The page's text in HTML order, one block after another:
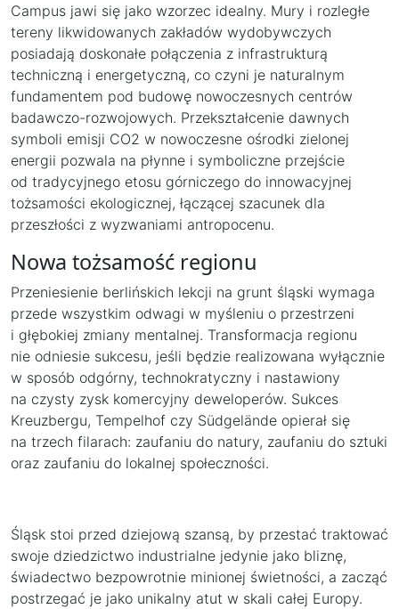
Campus jawi się jako wzorzec idealny. Mury i rozległe
tereny likwidowanych zakładów wydobywczych
posiadają doskonałe połączenia z infrastrukturą
techniczną i energetyczną, co czyni je naturalnym
fundamentem pod budowę nowoczesnych centrów
badawczo-rozwojowych. Przekształcenie dawnych
symboli emisji CO2 w nowoczesne ośrodki zielonej
energii pozwala na płynne i symboliczne przejście
od tradycyjnego etosu górniczego do innowacyjnej
tożsamości ekologicznej, łączącej szacunek dla
przeszłości z wyzwaniami antropocenu.
Nowa tożsamość regionu
Przeniesienie berlińskich lekcji na grunt śląski wymaga
przede wszystkim odwagi w myśleniu o przestrzeni
i głębokiej zmiany mentalnej. Transformacja regionu
nie odniesie sukcesu, jeśli będzie realizowana wyłącznie
w sposób odgórny, technokratyczny i nastawiony
na czysty zysk komercyjny deweloperów. Sukces
Kreuzbergu, Tempelhof czy Südgelände opierał się
na trzech filarach: zaufaniu do natury, zaufaniu do sztuki
oraz zaufaniu do lokalnej społeczności.
Śląsk stoi przed dziejową szansą, by przestać traktować
swoje dziedzictwo industrialne jedynie jako bliznę,
świadectwo bezpowrotnie minionej świetności, a zacząć
postrzegać je jako unikalny atut w skali całej Europy.